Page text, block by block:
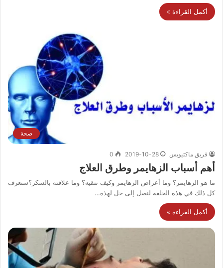
أكمل القراءة »
صحة
فريق ماكتيوبس 2019-10-28
0
أهم أسباب الزهايمر وطرق العلاج
ما هو الزهايمر؟ وما أعراض الزهايمر وكيف نتقيه؟ وما علاقته بالسكر؟سنعرف
كل ذلك في هذه الحلقة لنصل إلى حل لهذه…
أكمل القراءة »